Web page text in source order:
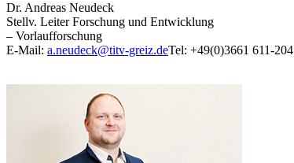
Dr. Andreas Neudeck
Stellv. Leiter Forschung und Entwicklung
– Vorlaufforschung
E-Mail: a.neudeck@titv-greiz.deTel: +49(0)3661 611-204